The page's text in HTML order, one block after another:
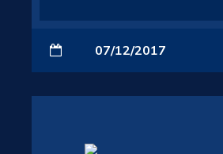
07/12/2017